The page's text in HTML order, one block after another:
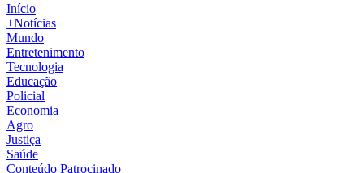
Início
+Notícias
Mundo
Entretenimento
Tecnologia
Educação
Policial
Economia
Agro
Justiça
Saúde
Conteúdo Patrocinado